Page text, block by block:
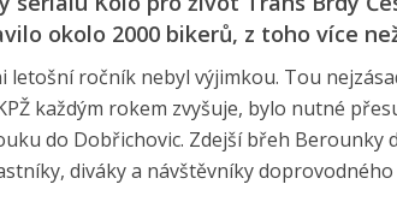
okolo 2000 bikerů, z toho více
ročník nebyl výjimkou. Tou
každým rokem zvyšuje, bylo nutné
do Dobřichovic. Zdejší břeh Berounky
diváky a návštěvníky